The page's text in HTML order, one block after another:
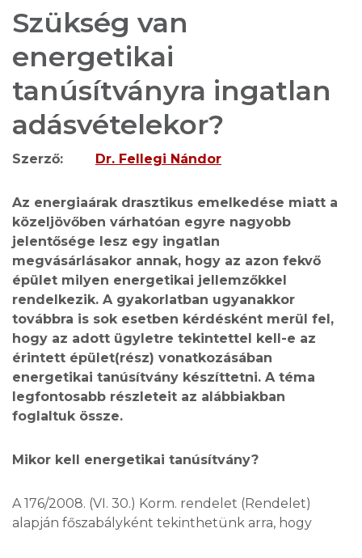
Szükség van
energetikai
tanúsítványra ingatlan
adásvételekor?
Szerző: Dr. Fellegi Nándor
Az energiaárak drasztikus emelkedése miatt a
közeljövőben várhatóan egyre nagyobb
jelentősége lesz egy ingatlan
megvásárlásakor annak, hogy az azon fekvő
épület milyen energetikai jellemzőkkel
rendelkezik. A gyakorlatban ugyanakkor
továbbra is sok esetben kérdésként merül fel,
hogy az adott ügyletre tekintettel kell-e az
érintett épület(rész) vonatkozásában
energetikai tanúsítvány készíttetni. A téma
legfontosabb részleteit az alábbiakban
foglaltuk össze.
Mikor kell energetikai tanúsítvány?
A 176/2008. (VI. 30.) Korm. rendelet (Rendelet)
alapján főszabályként tekinthetünk arra, hogy